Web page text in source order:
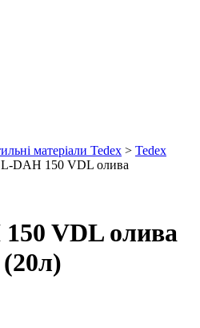
матеріали Tedex > Tedex
L-DAH 150 VDL олива
VDL олива